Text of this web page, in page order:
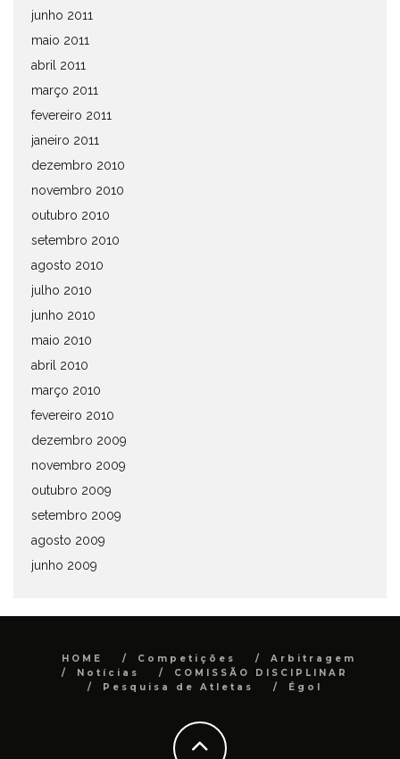
junho 2011
maio 2011
abril 2011
março 2011
fevereiro 2011
janeiro 2011
dezembro 2010
novembro 2010
outubro 2010
setembro 2010
agosto 2010
julho 2010
junho 2010
maio 2010
abril 2010
março 2010
fevereiro 2010
dezembro 2009
novembro 2009
outubro 2009
setembro 2009
agosto 2009
junho 2009
HOME Competições
Arbitragem
Notícias
COMISSÃO DISCIPLINAR
Pesquisa de Atletas
Égol